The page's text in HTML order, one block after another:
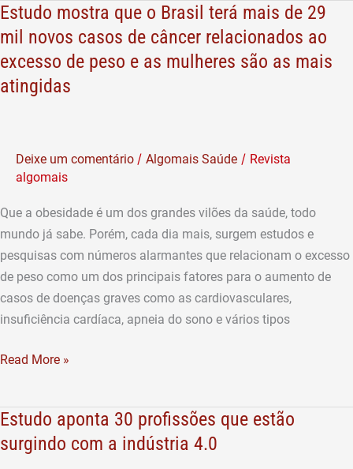
Estudo mostra que o Brasil terá mais de 29
mil novos casos de câncer relacionados ao
excesso de peso e as mulheres são as mais
atingidas
Deixe um comentário / Algomais Saúde / Revista
algomais
Que a obesidade é um dos grandes vilões da saúde, todo
mundo já sabe. Porém, cada dia mais, surgem estudos e
pesquisas com números alarmantes que relacionam o excesso
de peso como um dos principais fatores para o aumento de
casos de doenças graves como as cardiovasculares,
insuficiência cardíaca, apneia do sono e vários tipos
Estudo
mostra
Brasil
novos
de
câncer
excesso
e
as
mulheres
Read More »
Estudo aponta 30 profissões que estão
surgindo com a indústria 4.0
Estudo
aponta